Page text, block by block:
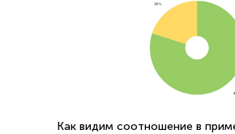
Как видим соотношение в